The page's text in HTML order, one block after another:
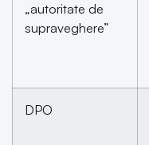
„autoritate de
supraveghere”
DPO